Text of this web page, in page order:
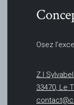
Osez
Z.I
33470, Le